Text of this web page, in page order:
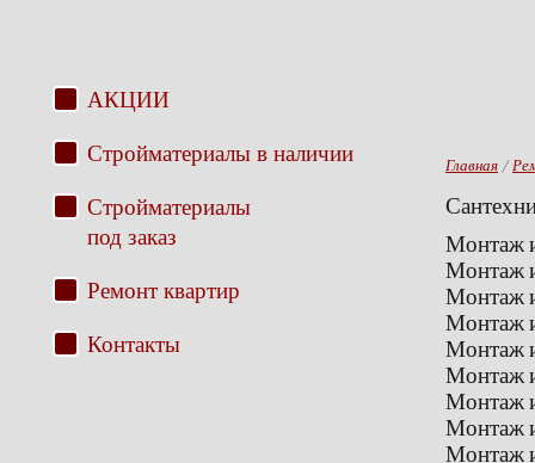
АКЦИИ
Стройматериалы в наличии
Стройматериалы
под заказ
Ремонт квартир
Контакты
Главная /
Монтаж
Монтаж
Монтаж
Монтаж
Монтаж
Монтаж
Монтаж
Монтаж
Монтаж